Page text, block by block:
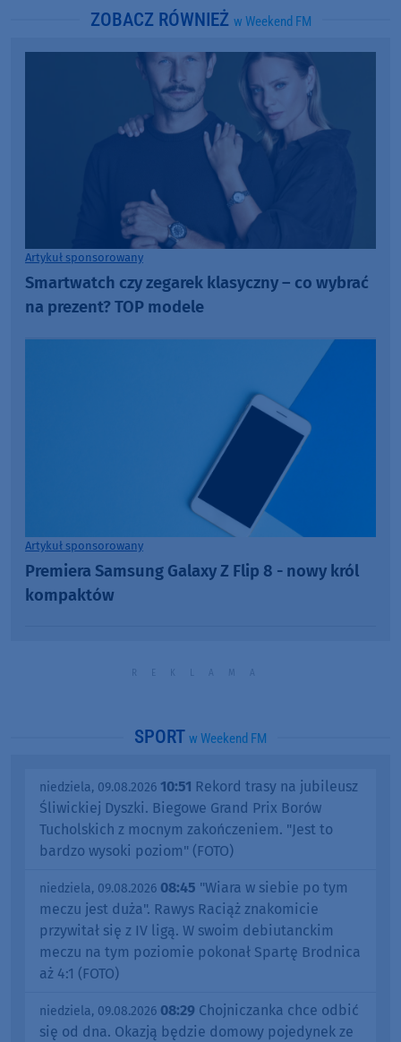
ZOBACZ RÓWNIEŻ w Weekend FM
Artykuł sponsorowany
Smartwatch czy zegarek klasyczny – co wybrać
na prezent? TOP modele
Artykuł sponsorowany
Premiera Samsung Galaxy Z Flip 8 - nowy król
kompaktów
SPORT w Weekend FM
niedziela, 09.08.2026 10:51 Rekord trasy na jubileusz
Śliwickiej Dyszki. Biegowe Grand Prix Borów
Tucholskich z mocnym zakończeniem. "Jest to
bardzo wysoki poziom" (FOTO)
niedziela, 09.08.2026 08:45 "Wiara w siebie po tym
meczu jest duża". Rawys Raciąż znakomicie
przywitał się z IV ligą. W swoim debiutanckim
meczu na tym poziomie pokonał Spartę Brodnica
aż 4:1 (FOTO)
niedziela, 09.08.2026 08:29 Chojniczanka chce odbić
się od dna. Okazją będzie domowy pojedynek ze